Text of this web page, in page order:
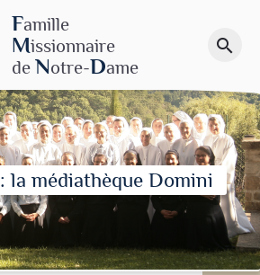
Famille
Missionnaire
de Notre-Dame
search
Faire un don
la médiathèque Domini